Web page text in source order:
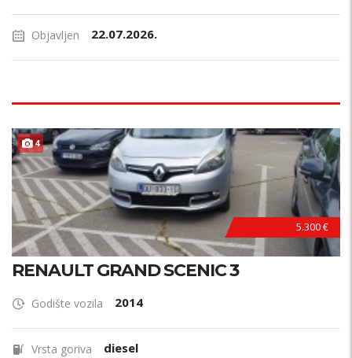
Objavljen 22.07.2026.
4
5.300 €
RENAULT GRAND SCENIC 3
Godište vozila 2014
Vrsta goriva diesel